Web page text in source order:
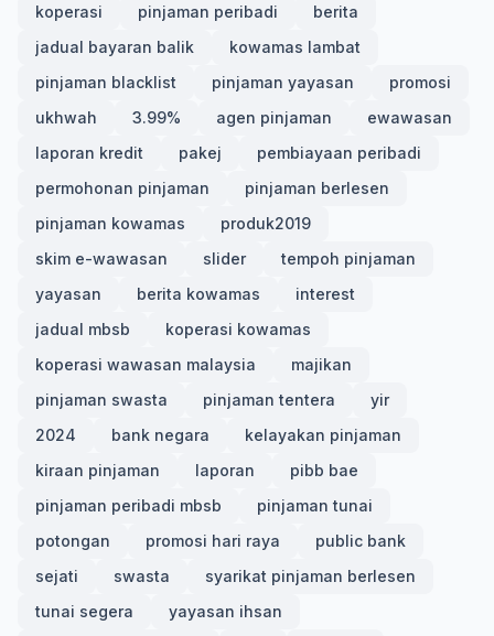
koperasi
pinjaman peribadi
berita
jadual bayaran balik
kowamas lambat
pinjaman blacklist
pinjaman yayasan
promosi
ukhwah
3.99% agen pinjaman
ewawasan
laporan kredit
pakej
pembiayaan peribadi
permohonan pinjaman
pinjaman berlesen
pinjaman kowamas
produk2019
skim e-wawasan
slider
tempoh pinjaman
yayasan
berita kowamas
interest
jadual mbsb
koperasi kowamas
koperasi wawasan malaysia
majikan
pinjaman swasta
pinjaman tentera
yir
2024
bank negara
kelayakan pinjaman
kiraan pinjaman
laporan
pibb bae
pinjaman peribadi mbsb
pinjaman tunai
potongan
promosi hari raya
public bank
sejati
swasta
syarikat pinjaman berlesen
tunai segera
yayasan ihsan